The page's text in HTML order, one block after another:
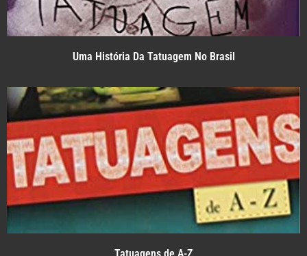
Uma História Da Tatuagem No Brasil
Tatuagens de A-Z